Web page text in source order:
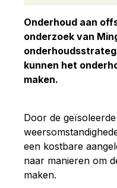
Onderhoud aan
onderzoek van
kunnen het
maken.
Door de
een kostbare
naar manieren om
maken.